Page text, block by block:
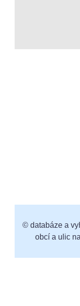
© databáze a
obcí a ulic